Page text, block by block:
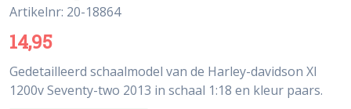
Artikelnr: 20-18864
14,95
Gedetailleerd schaalmodel van de Harley-davidson Xl
1200v Seventy-two 2013 in schaal 1:18 en kleur paars.